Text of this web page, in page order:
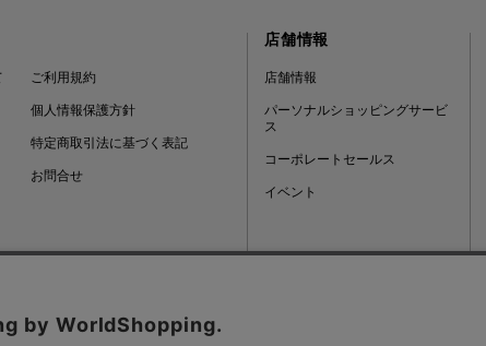
ご利用規約
個人情報保護方針
特定商取引法に基づく表記
お問合せ
店舗情報
店舗情報
パーソナルショッピングサービ
ス
コーポレートセールス
イベント